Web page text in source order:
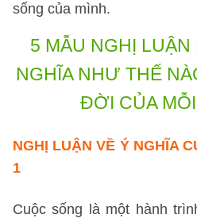
sống của mình.
5 MẪU NGHỊ LUẬN
NGHĨA NHƯ THẾ
ĐỜI CỦA
NGHỊ LUẬN VỀ Ý NGHĨA
1
Cuộc sống là một hành